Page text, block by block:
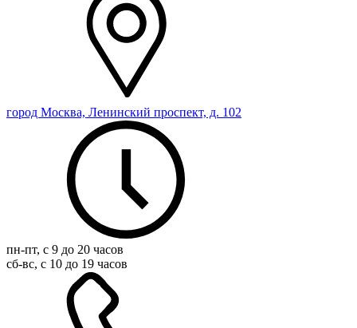
город Москва, Ленинский проспект, д. 102
пн-пт, с 9 до 20 часов
сб-вс, с 10 до 19 часов